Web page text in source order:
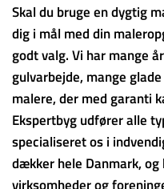
Skal du bruge en dygtig
dig i mål med din
godt valg. Vi har mange
gulvarbejde, mange
malere, der med garanti
Ekspertbyg udfører alle
specialiseret os i
dækker hele Danmark,